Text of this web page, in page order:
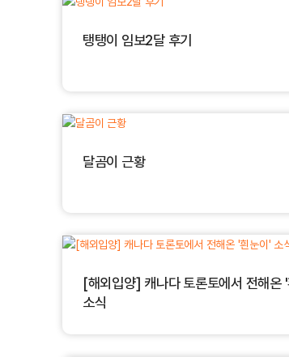
탱탱이 임보2달 후기
달곰이 근황
[해외입양] 캐나다 토론토에서 전해온
소식